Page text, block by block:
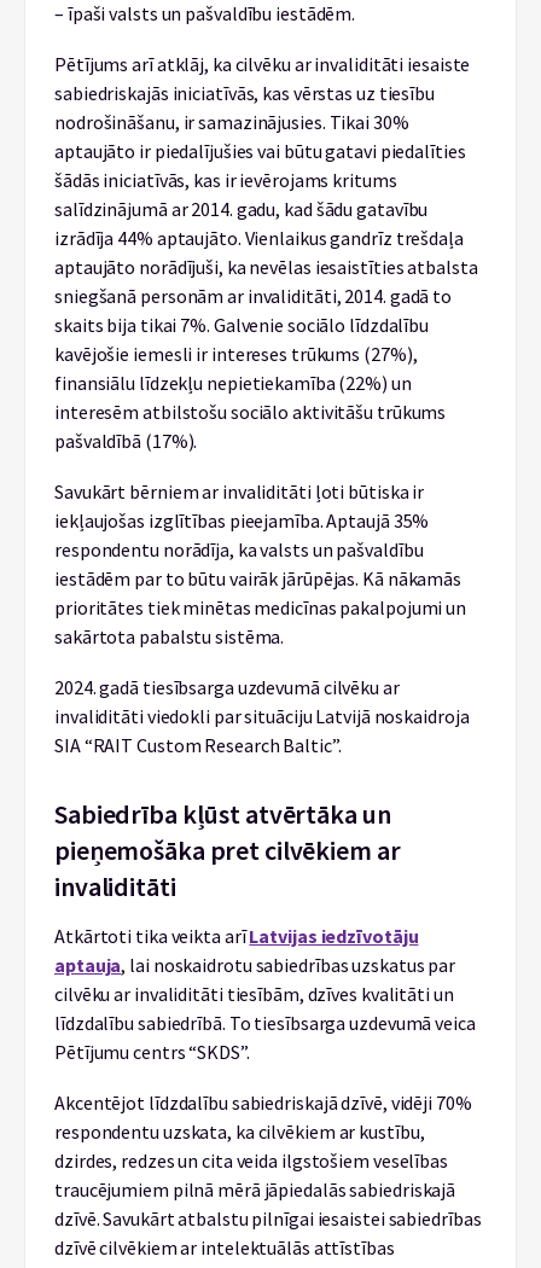
– īpaši valsts un pašvaldību iestādēm.
Pētījums arī atklāj, ka cilvēku ar invaliditāti iesaiste
sabiedriskajās iniciatīvās, kas vērstas uz tiesību
nodrošināšanu, ir samazinājusies. Tikai 30%
aptaujāto ir piedalījušies vai būtu gatavi piedalīties
šādās iniciatīvās, kas ir ievērojams kritums
salīdzinājumā ar 2014. gadu, kad šādu gatavību
izrādīja 44% aptaujāto. Vienlaikus gandrīz trešdaļa
aptaujāto norādījuši, ka nevēlas iesaistīties atbalsta
sniegšanā personām ar invaliditāti, 2014. gadā to
skaits bija tikai 7%. Galvenie sociālo līdzdalību
kavējošie iemesli ir intereses trūkums (27%),
finansiālu līdzekļu nepietiekamība (22%) un
interesēm atbilstošu sociālo aktivitāšu trūkums
pašvaldībā (17%).
Savukārt bērniem ar invaliditāti ļoti būtiska ir
iekļaujošas izglītības pieejamība. Aptaujā 35%
respondentu norādīja, ka valsts un pašvaldību
iestādēm par to būtu vairāk jārūpējas. Kā nākamās
prioritātes tiek minētas medicīnas pakalpojumi un
sakārtota pabalstu sistēma.
2024. gadā tiesībsarga uzdevumā cilvēku ar
invaliditāti viedokli par situāciju Latvijā noskaidroja
SIA “RAIT Custom Research Baltic”.
Sabiedrība kļūst atvērtāka un
pieņemošāka pret cilvēkiem ar
invaliditāti
Atkārtoti tika veikta arīLatvijas iedzīvotāju
aptauja, lai noskaidrotu sabiedrības uzskatus par
cilvēku ar invaliditāti tiesībām, dzīves kvalitāti un
līdzdalību sabiedrībā. To tiesībsarga uzdevumā veica
Pētījumu centrs “SKDS”.
Akcentējot līdzdalību sabiedriskajā dzīvē, vidēji 70%
respondentu uzskata, ka cilvēkiem ar kustību,
dzirdes, redzes un cita veida ilgstošiem veselības
traucējumiem pilnā mērā jāpiedalās sabiedriskajā
dzīvē. Savukārt atbalstu pilnīgai iesaistei sabiedrības
dzīvē cilvēkiem ar intelektuālās attīstības